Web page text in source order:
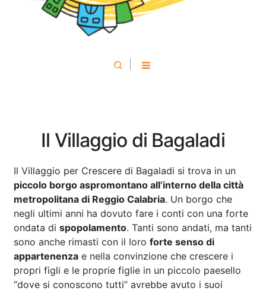
Il Villaggio di Bagaladi
Il Villaggio per Crescere di Bagaladi si trova in un
piccolo borgo aspromontano all’interno della città
metropolitana di Reggio Calabria. Un borgo che
negli ultimi anni ha dovuto fare i conti con una forte
ondata dispopolamento. Tanti sono andati, ma tanti
sono anche rimasti con il loroforte senso di
appartenenza e nella convinzione che crescere i
propri figli e le proprie figlie in un piccolo paesello
“dove si conoscono tutti” avrebbe avuto i suoi